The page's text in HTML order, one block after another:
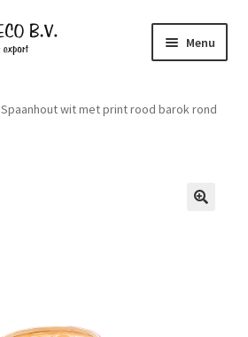
Menu
Spaanhout wit met print rood barok rond